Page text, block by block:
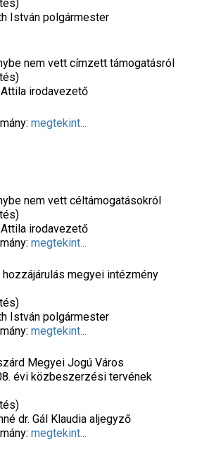
István polgármester
nem vett címzett támogatásról
irodavezető
megtekint...
nem vett céltámogatásokról
irodavezető
megtekint...
megyei intézmény
István polgármester
megtekint...
Megyei Jogú Város
évi közbeszerzési tervének
dr. Gál Klaudia aljegyző
megtekint...